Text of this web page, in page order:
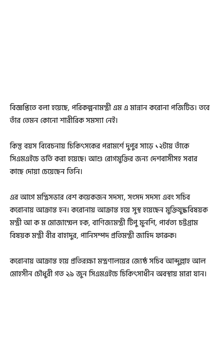
বিজ্ঞপ্তিতে বলা হয়েছে, পরিকল্পনামন্ত্রী এম এ মান্নান করোনা পজিটিভ। তবে
তাঁর তেমন কোনো শারীরিক সমস্যা নেই।
কিন্তু বয়স বিবেচনায় চিকিৎসকের পরামর্শে দুপুর সাড়ে ১২টায় তাঁকে
সিএমএইচে ভর্তি করা হয়েছে। আশু রোগমুক্তির জন্য দেশবাসীসহ সবার
কাছে দোয়া চেয়েছেন তিনি।
এর আগে মন্ত্রিসভার বেশ কয়েকজন সদস্য, সংসদ সদস্য এবং সচিব
করোনায় আক্রান্ত হন। করোনায় আক্রান্ত হয়ে সুস্থ হয়েছেন মুক্তিযুদ্ধবিষয়ক
মন্ত্রী আ ক ম মোজাম্মেল হক, বাণিজ্যমন্ত্রী টিপু মুনশি, পার্বত্য চট্টগ্রাম
বিষয়ক মন্ত্রী বীর বাহাদুর, পানিসম্পদ প্রতিমন্ত্রী জাহিদ ফারুক।
করোনায় আক্রান্ত হয়ে প্রতিরক্ষা মন্ত্রণালয়ের জ্যেষ্ঠ সচিব আব্দুল্লাহ আল
মোহসীন চৌধুরী গত ২৯ জুন সিএমএইচে চিকিৎসাধীন অবস্থায় মারা যান।